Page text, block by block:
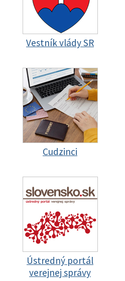
Vestník vlády SR
Cudzinci
Ústredný portál
verejnej správy